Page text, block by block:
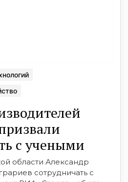
с учеными
области Александр
сотрудничать с